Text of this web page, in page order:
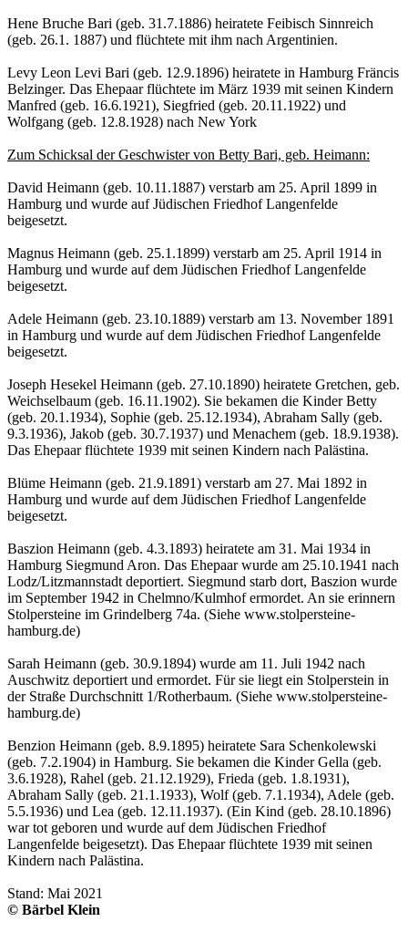
Hene Bruche Bari (geb. 31.7.1886) heiratete Feibisch Sinnreich
(geb. 26.1. 1887) und flüchtete mit ihm nach Argentinien.
Levy Leon Levi Bari (geb. 12.9.1896) heiratete in Hamburg Fräncis
Belzinger. Das Ehepaar flüchtete im März 1939 mit seinen Kindern
Manfred (geb. 16.6.1921), Siegfried (geb. 20.11.1922) und
Wolfgang (geb. 12.8.1928) nach New York
Zum Schicksal der Geschwister von Betty Bari, geb. Heimann:
David Heimann (geb. 10.11.1887) verstarb am 25. April 1899 in
Hamburg und wurde auf Jüdischen Friedhof Langenfelde
beigesetzt.
Magnus Heimann (geb. 25.1.1899) verstarb am 25. April 1914 in
Hamburg und wurde auf dem Jüdischen Friedhof Langenfelde
beigesetzt.
Adele Heimann (geb. 23.10.1889) verstarb am 13. November 1891
in Hamburg und wurde auf dem Jüdischen Friedhof Langenfelde
beigesetzt.
Joseph Hesekel Heimann (geb. 27.10.1890) heiratete Gretchen, geb.
Weichselbaum (geb. 16.11.1902). Sie bekamen die Kinder Betty
(geb. 20.1.1934), Sophie (geb. 25.12.1934), Abraham Sally (geb.
9.3.1936), Jakob (geb. 30.7.1937) und Menachem (geb. 18.9.1938).
Das Ehepaar flüchtete 1939 mit seinen Kindern nach Palästina.
Blüme Heimann (geb. 21.9.1891) verstarb am 27. Mai 1892 in
Hamburg und wurde auf dem Jüdischen Friedhof Langenfelde
beigesetzt.
Baszion Heimann (geb. 4.3.1893) heiratete am 31. Mai 1934 in
Hamburg Siegmund Aron. Das Ehepaar wurde am 25.10.1941 nach
Lodz/Litzmannstadt deportiert. Siegmund starb dort, Baszion wurde
im September 1942 in Chelmno/Kulmhof ermordet. An sie erinnern
Stolpersteine im Grindelberg 74a. (Siehe www.stolpersteine-
hamburg.de)
Sarah Heimann (geb. 30.9.1894) wurde am 11. Juli 1942 nach
Auschwitz deportiert und ermordet. Für sie liegt ein Stolperstein in
der Straße Durchschnitt 1/Rotherbaum. (Siehe www.stolpersteine-
hamburg.de)
Benzion Heimann (geb. 8.9.1895) heiratete Sara Schenkolewski
(geb. 7.2.1904) in Hamburg. Sie bekamen die Kinder Gella (geb.
3.6.1928), Rahel (geb. 21.12.1929), Frieda (geb. 1.8.1931),
Abraham Sally (geb. 21.1.1933), Wolf (geb. 7.1.1934), Adele (geb.
5.5.1936) und Lea (geb. 12.11.1937). (Ein Kind (geb. 28.10.1896)
war tot geboren und wurde auf dem Jüdischen Friedhof
Langenfelde beigesetzt). Das Ehepaar flüchtete 1939 mit seinen
Kindern nach Palästina.
Stand: Mai 2021
© Bärbel Klein